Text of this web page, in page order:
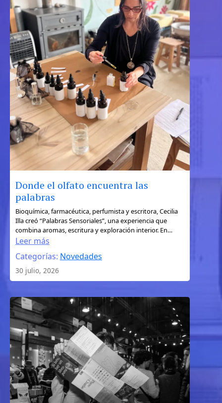
Donde el olfato encuentra las
palabras
Bioquímica, farmacéutica, perfumista y escritora, Cecilia
Illa creó “Palabras Sensoriales”, una experiencia que
combina aromas, escritura y exploración interior. En…
Leer más
:
Donde
el
olfato
encuentra
las
palabras
Categorías: Novedades
30 julio, 2026